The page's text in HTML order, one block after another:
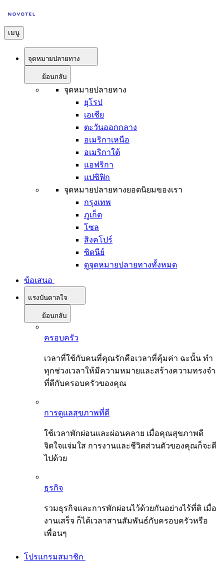
เมนู
จุดหมายปลายทาง
ย้อนกลับ
จุดหมายปลายทาง
ยุโรป
เอเชีย
ตะวันออกกลาง
อเมริกาเหนือ
อเมริกาใต้
แอฟริกา
แปซิฟิก
จุดหมายปลายทางยอดนิยมของเรา
กรุงเทพ
ภูเก็ต
โซล
สิงคโปร์
ซิดนีย์
ดูจุดหมายปลายทางทั้งหมด
ข้อเสนอ
แรงบันดาลใจ
ย้อนกลับ
ครอบครัว
เวลาที่ใช้กับคนที่คุณรักคือเวลาที่คุ้มค่า ฉะนั้น ทำ
ทุกช่วงเวลาให้มีความหมายและสร้างความทรงจำ
ที่ดีกับครอบครัวของคุณ
การดูแลสุขภาพที่ดี
ใช้เวลาพักผ่อนและผ่อนคลาย เมื่อคุณสุขภาพดี
จิตใจแจ่มใส การงานและชีวิตส่วนตัวของคุณก็จะดี
ไปด้วย
ธุรกิจ
รวมธุรกิจและการพักผ่อนไว้ด้วยกันอย่างไร้ที่ติ เมื่อ
งานเสร็จ ก็ได้เวลาสานสัมพันธ์กับครอบครัวหรือ
เพื่อนๆ
โปรแกรมสมาชิก